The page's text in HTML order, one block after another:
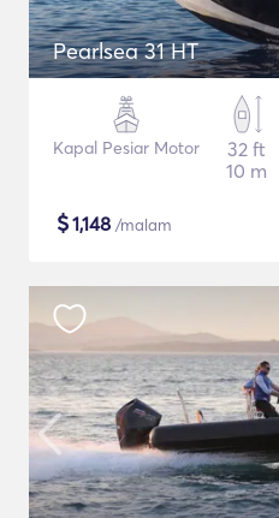
Pearlsea 31 HT
Kapal Pesiar Motor
32 ft
10 m
$1,148 /malam